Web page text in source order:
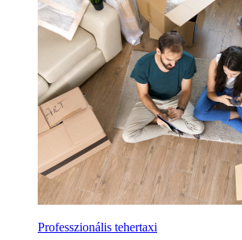
Professzionális tehertaxi